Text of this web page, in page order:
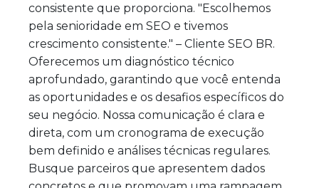
consistente que proporciona. "Escolhemos
pela senioridade em SEO e tivemos
crescimento consistente." – Cliente SEO BR.
Oferecemos um diagnóstico técnico
aprofundado, garantindo que você entenda
as oportunidades e os desafios específicos do
seu negócio. Nossa comunicação é clara e
direta, com um cronograma de execução
bem definido e análises técnicas regulares.
Busque parceiros que apresentem dados